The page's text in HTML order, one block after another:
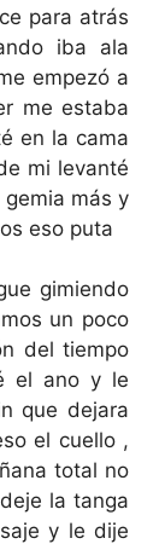
para atrás
iba ala
empezó a
me estaba
en la cama
mi levanté
más y
eso puta
gimiendo
un poco
del tiempo
el ano y le
que dejara
el cuello ,
total no
la tanga
y le dije